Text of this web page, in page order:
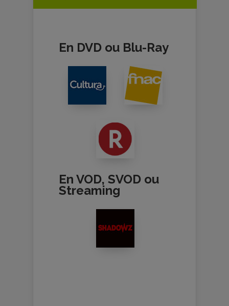
En DVD ou Blu-Ray
En VOD, SVOD ou
Streaming